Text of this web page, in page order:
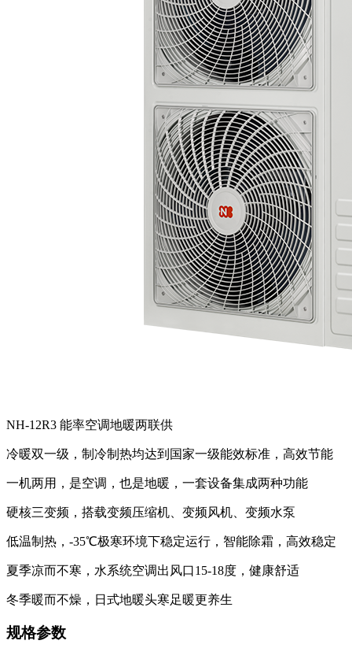
NH-12R3 能率空调地暖两联供
冷暖双一级，制冷制热均达到国家一级能效标准，高效节能
一机两用，是空调，也是地暖，一套设备集成两种功能
硬核三变频，搭载变频压缩机、变频风机、变频水泵
低温制热，-35℃极寒环境下稳定运行，智能除霜，高效稳定
夏季凉而不寒，水系统空调出风口15-18度，健康舒适
冬季暖而不燥，日式地暖头寒足暖更养生
规格参数